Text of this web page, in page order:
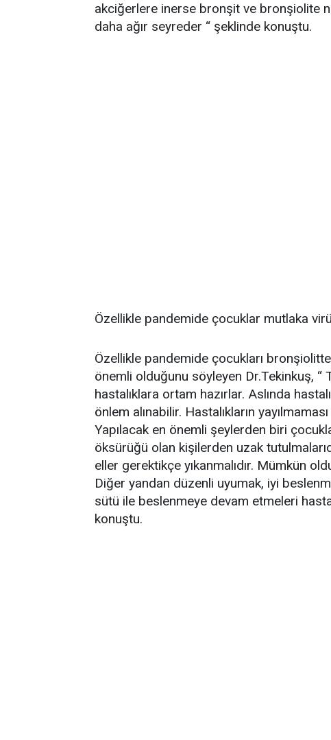
akciğerlere inerse bronşit ve bronşiolite
daha ağır seyreder “ şeklinde konuştu.
Özellikle pandemide çocuklar mutlaka
Özellikle pandemide çocukları
önemli olduğunu söyleyen Dr.Tekinkuş, “
hastalıklara ortam hazırlar. Aslında
önlem alınabilir. Hastalıkların
Yapılacak en önemli şeylerden biri
öksürüğü olan kişilerden uzak
eller gerektikçe yıkanmalıdır. Mümkün
Diğer yandan düzenli uyumak, iyi
sütü ile beslenmeye devam etmeleri
konuştu.